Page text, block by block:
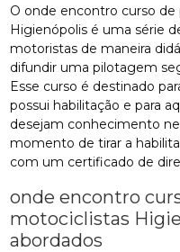
O onde encontro curso
Higienópolis é uma série
motoristas de maneira
difundir uma pilotagem
Esse curso é destinado
possui habilitação e para
desejam conhecimento
momento de tirar a
com um certificado de
onde encontro
motociclistas
abordados